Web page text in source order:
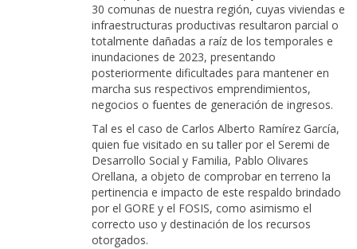
30 comunas de nuestra región, cuyas viviendas e
infraestructuras productivas resultaron parcial o
totalmente dañadas a raíz de los temporales e
inundaciones de 2023, presentando
posteriormente dificultades para mantener en
marcha sus respectivos emprendimientos,
negocios o fuentes de generación de ingresos.
Tal es el caso de Carlos Alberto Ramírez García,
quien fue visitado en su taller por el Seremi de
Desarrollo Social y Familia, Pablo Olivares
Orellana, a objeto de comprobar en terreno la
pertinencia e impacto de este respaldo brindado
por el GORE y el FOSIS, como asimismo el
correcto uso y destinación de los recursos
otorgados.